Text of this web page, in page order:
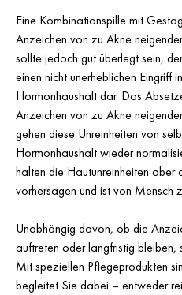
Eine Kombinationspille mit
Anzeichen von zu Akne
sollte jedoch gut überlegt sein,
einen nicht unerheblichen Eingriff
Hormonhaushalt dar. Das
Anzeichen von zu Akne
gehen diese Unreinheiten von
Hormonhaushalt wieder
halten die Hautunreinheiten aber
vorhersagen und ist von Mensch
Unabhängig davon, ob die
auftreten oder langfristig bleiben,
Mit speziellen Pflegeprodukten
begleitet Sie dabei – entweder